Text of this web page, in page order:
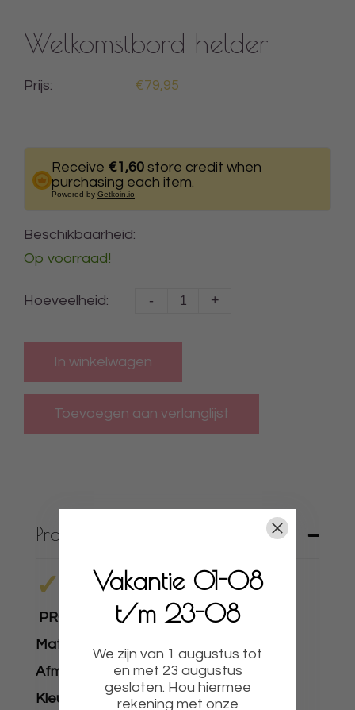
Welkomstbord helder
Prijs: €79,95
Receive €1,60 store credit when
purchasing each item.
Powered by Getkoin.io
Beschikbaarheid:
Op voorraad!
Hoeveelheid: - +
In winkelwagen
Productbeschrijving
✓ UNIEKE BORDJES
✓
PRODUCTOMSCHRIJVING
Materiaal:
Afmeting:
+- 40 x 60cm
Kleuren:
Zijn geheel naar wens te kiezen.
Vakantie 01-08
t/m 23-08
We zijn van 1 augustus tot
en met 23 augustus
gesloten. Hou hiermee
rekening met onze